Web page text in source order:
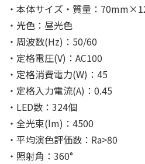
・本体サイズ・質量：
・光色：昼光色
・周波数(Hz)：50/60
・定格電圧(V)：AC100
・定格消費電力(W)：45
・定格入力電流(A)：0.45
・LED数：324個
・全光束(lm)：4500
・平均演色評価数：Ra>80
・照射角：360°